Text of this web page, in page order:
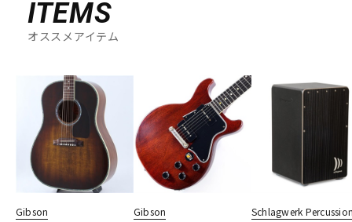
キーボード
アンプ エフェクター
DJ機器
ITEMS
オススメアイテム
Gibson Gibson Schlagwerk